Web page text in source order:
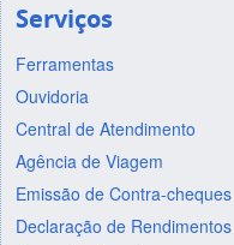
Serviços
Ferramentas
Ouvidoria
Central de Atendimento
Agência de Viagem
Emissão de Contra-cheques
Declaração de Rendimentos